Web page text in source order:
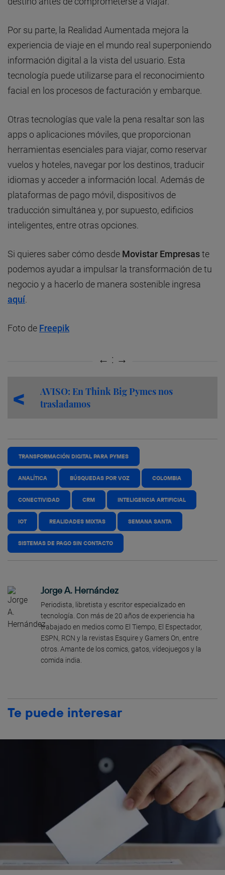
Por su parte, la Realidad Aumentada mejora la
experiencia de viaje en el mundo real superponiendo
información digital a la vista del usuario. Esta
tecnología puede utilizarse para el reconocimiento
facial en los procesos de facturación y embarque.
Otras tecnologías que vale la pena resaltar son las
apps o aplicaciones móviles, que proporcionan
herramientas esenciales para viajar, como reservar
vuelos y hoteles, navegar por los destinos, traducir
idiomas y acceder a información local. Además de
plataformas de pago móvil, dispositivos de
traducción simultánea y, por supuesto, edificios
inteligentes, entre otras opciones.
Si quieres saber cómo desde Movistar Empresaste
podemos ayudar a impulsar la transformación de tu
negocio y a hacerlo de manera sostenible ingresa
aquí.
Foto de Freepik
AVISO: En Think Big Pymes nos
trasladamos
TRANSFORMACIÓN DIGITAL PARA PYMES
ANALÍTICA BÚSQUEDAS POR VOZ COLOMBIA
CONECTIVIDAD CRM INTELIGENCIA ARTIFICIAL
IOT REALIDADES MIXTAS SEMANA SANTA
SISTEMAS DE PAGO SIN CONTACTO
Jorge A. Hernández
Periodista, libretista y escritor especializado en
tecnología. Con más de 20 años de experiencia ha
trabajado en medios como El Tiempo, El Espectador,
ESPN, RCN y la revistas Esquire y Gamers On, entre
otros. Amante de los comics, gatos, vídeojuegos y la
comida india.
Te puede interesar